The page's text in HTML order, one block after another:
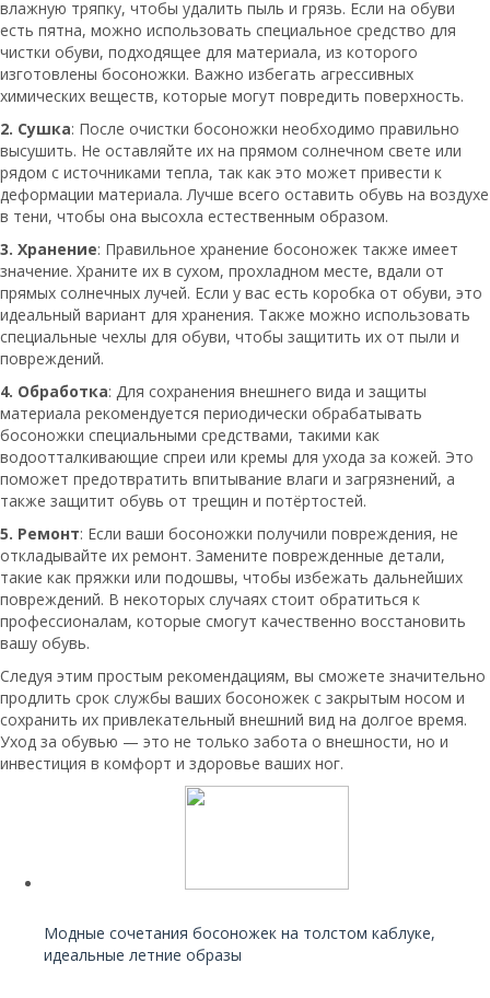
влажную тряпку, чтобы удалить пыль и грязь. Если на обуви
есть пятна, можно использовать специальное средство для
чистки обуви, подходящее для материала, из которого
изготовлены босоножки. Важно избегать агрессивных
химических веществ, которые могут повредить поверхность.
2. Сушка: После очистки босоножки необходимо правильно
высушить. Не оставляйте их на прямом солнечном свете или
рядом с источниками тепла, так как это может привести к
деформации материала. Лучше всего оставить обувь на воздухе
в тени, чтобы она высохла естественным образом.
3. Хранение: Правильное хранение босоножек также имеет
значение. Храните их в сухом, прохладном месте, вдали от
прямых солнечных лучей. Если у вас есть коробка от обуви, это
идеальный вариант для хранения. Также можно использовать
специальные чехлы для обуви, чтобы защитить их от пыли и
повреждений.
4. Обработка: Для сохранения внешнего вида и защиты
материала рекомендуется периодически обрабатывать
босоножки специальными средствами, такими как
водоотталкивающие спреи или кремы для ухода за кожей. Это
поможет предотвратить впитывание влаги и загрязнений, а
также защитит обувь от трещин и потёртостей.
5. Ремонт: Если ваши босоножки получили повреждения, не
откладывайте их ремонт. Замените поврежденные детали,
такие как пряжки или подошвы, чтобы избежать дальнейших
повреждений. В некоторых случаях стоит обратиться к
профессионалам, которые смогут качественно восстановить
вашу обувь.
Следуя этим простым рекомендациям, вы сможете значительно
продлить срок службы ваших босоножек с закрытым носом и
сохранить их привлекательный внешний вид на долгое время.
Уход за обувью — это не только забота о внешности, но и
инвестиция в комфорт и здоровье ваших ног.
Модные сочетания босоножек на толстом каблуке,
идеальные летние образы